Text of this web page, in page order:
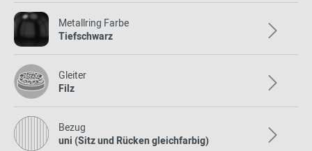
Metallring Farbe
Tiefschwarz
Gleiter
Filz
Bezug
uni (Sitz und Rücken gleichfarbig)